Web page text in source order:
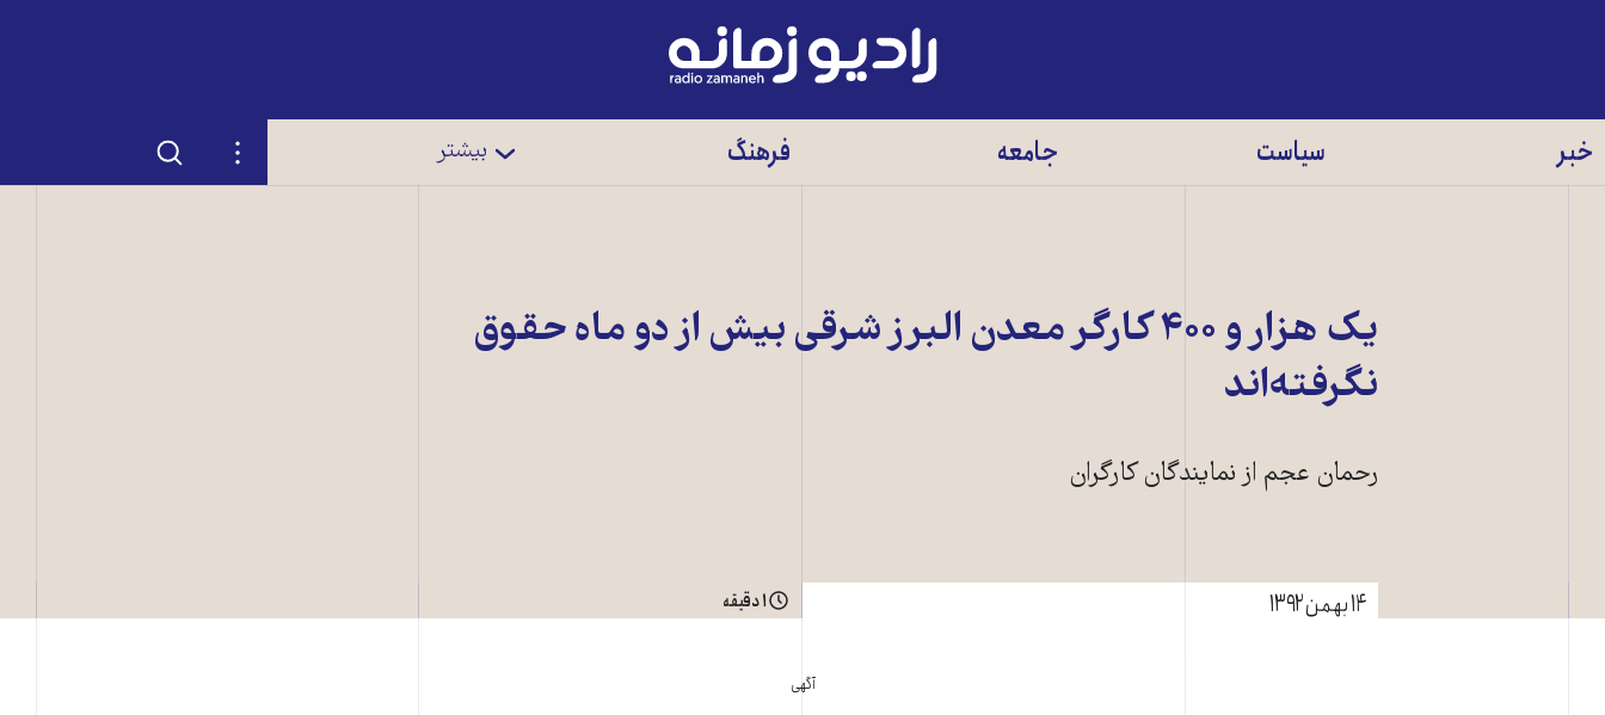
رادیو
زمانه
خبر سیاست جامعه فرهنگ بیشتر تنظیمات جستجو
يک هزار و ۴۰۰ کارگر معدن البرز شرقی بيش از دو ماه حقوق
نگرفته‌اند
رحمان عجم از نمايندگان کارگران
۱۴ بهمن ۱۳۹۲ ۱ دقیقه
آگهی